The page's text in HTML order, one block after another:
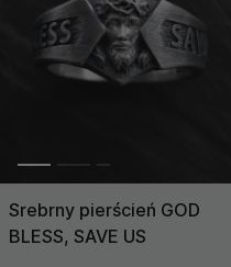
Srebrny pierścień GOD
BLESS, SAVE US